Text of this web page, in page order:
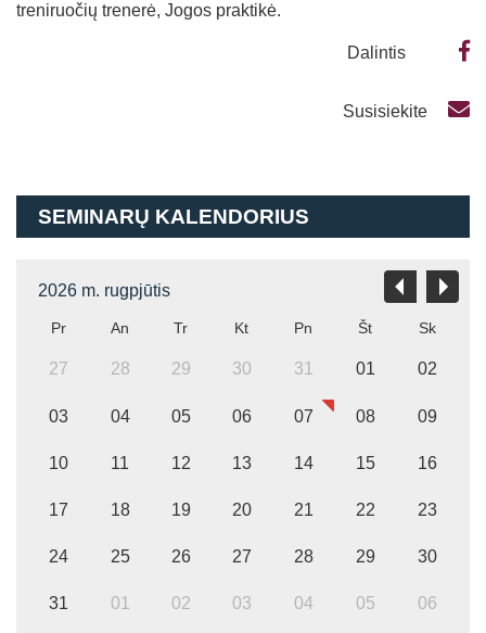
treniruočių trenerė, Jogos praktikė.
Dalintis
Susisiekite
SEMINARŲ KALENDORIUS
2026 m. rugpjūtis
Pr An Tr Kt Pn Št Sk
27 28 29 30 31 01 02
03 04 05 06 07 08 09
10 11 12 13 14 15 16
17 18 19 20 21 22 23
24 25 26 27 28 29 30
31 01 02 03 04 05 06